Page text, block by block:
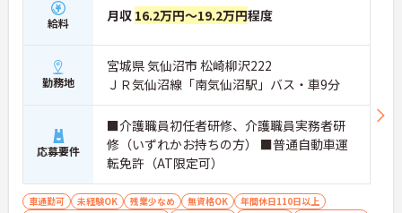
給料 月収 16.2万円～19.2万円程度
勤務地
宮城県 気仙沼市 松崎柳沢222
ＪＲ気仙沼線「南気仙沼駅」バス・車9分
応募要件
■介護職員初任者研修、介護職員実務者研
修（いずれかお持ちの方） ■普通自動車運
転免許（AT限定可）
車通勤可 未経験OK 残業少なめ 無資格OK
年間休日110日以上